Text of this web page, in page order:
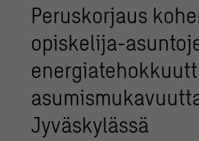
Peruskorjaus
opiskelija-
Jyväskylässä